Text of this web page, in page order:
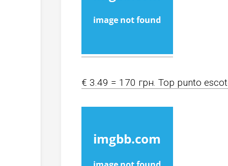
€ 3.49 = 170 грн. Top punto